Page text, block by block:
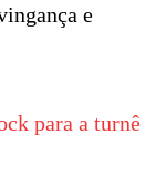
e
para a turnê